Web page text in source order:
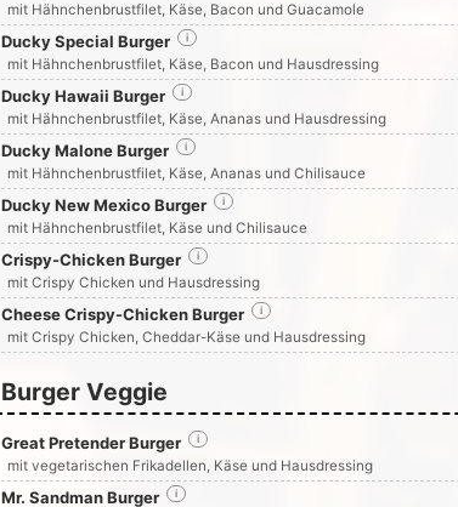
mit Hähnchenbrustfilet, Käse, Bacon und Guacamole
Ducky Special Burger i
mit Hähnchenbrustfilet, Käse, Bacon und Hausdressing
Ducky Hawaii Burger i
mit Hähnchenbrustfilet, Käse, Ananas und Hausdressing
Ducky Malone Burger i
mit Hähnchenbrustfilet, Käse, Ananas und Chilisauce
Ducky New Mexico Burger i
mit Hähnchenbrustfilet, Käse und Chilisauce
Crispy-Chicken Burger i
mit Crispy Chicken und Hausdressing
Cheese Crispy-Chicken Burger i
mit Crispy Chicken, Cheddar-Käse und Hausdressing
Burger Veggie
Great Pretender Burger i
mit vegetarischen Frikadellen, Käse und Hausdressing
Mr. Sandman Burger i